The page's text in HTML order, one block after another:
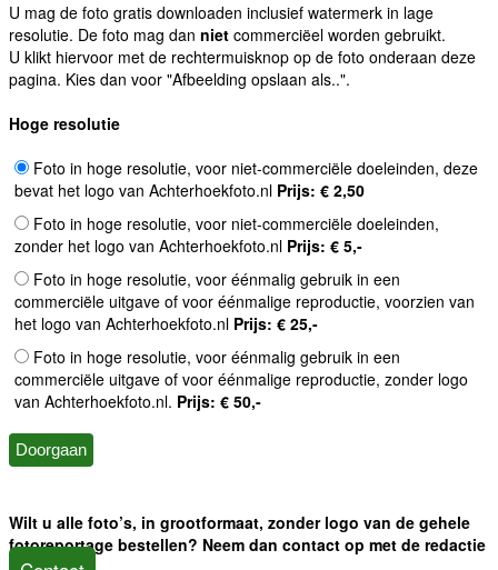
U mag de foto gratis downloaden inclusief watermerk in lage
resolutie. De foto mag dan niet commerciëel worden gebruikt.
U klikt hiervoor met de rechtermuisknop op de foto onderaan deze
pagina. Kies dan voor "Afbeelding opslaan als..".
Hoge resolutie
Foto in hoge resolutie, voor niet-commerciële doeleinden, deze
bevat het logo van Achterhoekfoto.nl Prijs: € 2,50
Foto in hoge resolutie, voor niet-commerciële doeleinden,
zonder het logo van Achterhoekfoto.nl Prijs: € 5,-
Foto in hoge resolutie, voor éénmalig gebruik in een
commerciële uitgave of voor éénmalige reproductie, voorzien van
het logo van Achterhoekfoto.nl Prijs: € 25,-
Foto in hoge resolutie, voor éénmalig gebruik in een
commerciële uitgave of voor éénmalige reproductie, zonder logo
van Achterhoekfoto.nl. Prijs: € 50,-
Wilt u alle foto’s, in grootformaat, zonder logo van de gehele
fotoreportage bestellen? Neem dan contact op met de redactie